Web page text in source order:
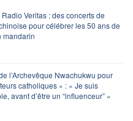
Veritas : des concerts de
pour célébrer les 50 ans de
mandarin
l’Archevêque Nwachukwu pour
catholiques » : « Je suis
avant d’être un “influenceur” »